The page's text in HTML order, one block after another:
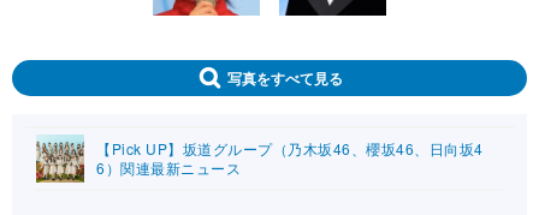
写真をすべて見る
【Pick UP】坂道グループ（乃木坂46、櫻坂46、日向坂4
6）関連最新ニュース